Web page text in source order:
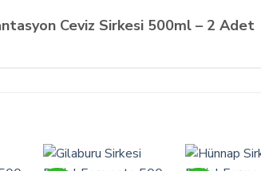
Ceviz Sirkesi 500ml – 2 Adet